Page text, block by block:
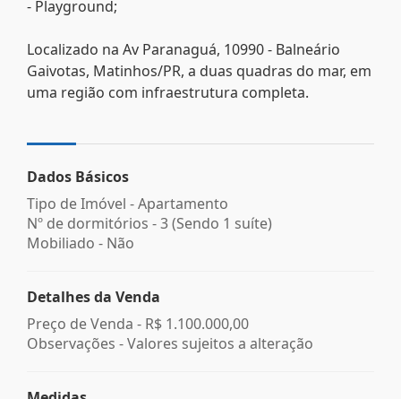
- Playground;
Localizado na Av Paranaguá, 10990 - Balneário
Gaivotas, Matinhos/PR, a duas quadras do mar, em
uma região com infraestrutura completa.
Dados Básicos
Tipo de Imóvel - Apartamento
Nº de dormitórios - 3 (Sendo 1 suíte)
Mobiliado - Não
Detalhes da Venda
Preço de Venda - R$ 1.100.000,00
Observações - Valores sujeitos a alteração